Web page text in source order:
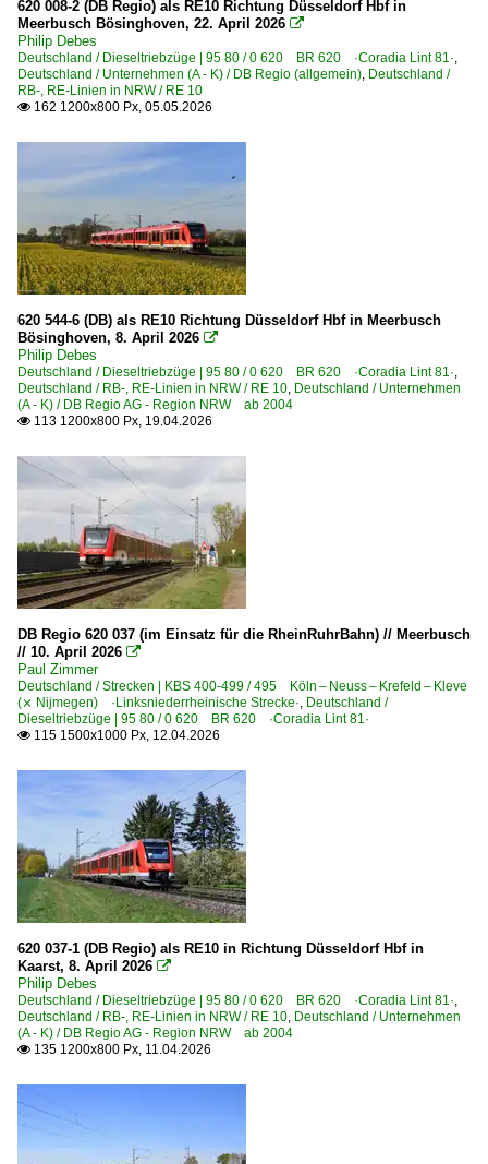
0 623 BR 623 ·Coradia Lint 41·
0 628 BR 628 · 928 · BR 629
0 640 BR 640 ·Coradia Lint 27· Private
0 644 BR 644 ·Talent·
0 648 BR 648 ·Coradia Lint 41·
0 648 BR 648 ·Coradia Lint 41· Private
Dieseltriebzüge | bis 1970 und Altbautriebzüge
DB VT 24 · BR 634 Luftfederung und Neigetechnik
DB VT 98 · BR 796/996 · BR 798/998 Uerdinger
E-Loks | Drehstrom | 91 80
6 101 BR 101
E-Loks | konventionell
6 111 BR 111
6 113 BR 113 DB 112 · DB 114 E 10.12
Elektrotriebzüge | 93 8x | ICE - IC
ICE 2 BR 402 · 5 402 · 5 805-808 Triebköpfe oder Züge
ICE 3 BR 407 · 5 407 ·Velaro D·
Elektrotriebzüge | 94 80
0 422 BR 422
0 423 BR 423
0 427 BR 427 ·Flirt (dreiteilig)·
0 460 BR 460 ·Desiro ML·
2 442 BR 442 ·Talent 2 D/A· 'Hamsterbacke'
Galerien
2018 | Dampfspektakel 2018
Personenwagen | Steuerwagen
620 008-2 (DB Regio) als RE10 Richtung Düsseldorf Hbf in
Meerbusch Bösinghoven, 22. April 2026 
Philip Debes
Deutschland / Dieseltriebzüge | 95 80 / 0 620 BR 620 ·Coradia Lint 81·,
Deutschland / Unternehmen (A - K) / DB Regio (allgemein), Deutschland /
RB-, RE-Linien in NRW / RE 10
 162 1200x800 Px, 05.05.2026
620 544-6 (DB) als RE10 Richtung Düsseldorf Hbf in Meerbusch
Bösinghoven, 8. April 2026 
Philip Debes
Deutschland / Dieseltriebzüge | 95 80 / 0 620 BR 620 ·Coradia Lint 81·,
Deutschland / RB-, RE-Linien in NRW / RE 10, Deutschland / Unternehmen
(A - K) / DB Regio AG - Region NRW ab 2004
 113 1200x800 Px, 19.04.2026
DB Regio 620 037 (im Einsatz für die RheinRuhrBahn) // Meerbusch
// 10. April 2026 
Paul Zimmer
Deutschland / Strecken | KBS 400-499 / 495 Köln – Neuss – Krefeld – Kleve
(⨯ Nijmegen) ·Linksniederrheinische Strecke·, Deutschland /
Dieseltriebzüge | 95 80 / 0 620 BR 620 ·Coradia Lint 81·
 115 1500x1000 Px, 12.04.2026
620 037-1 (DB Regio) als RE10 in Richtung Düsseldorf Hbf in
Kaarst, 8. April 2026 
Philip Debes
Deutschland / Dieseltriebzüge | 95 80 / 0 620 BR 620 ·Coradia Lint 81·,
Deutschland / RB-, RE-Linien in NRW / RE 10, Deutschland / Unternehmen
(A - K) / DB Regio AG - Region NRW ab 2004
 135 1200x800 Px, 11.04.2026